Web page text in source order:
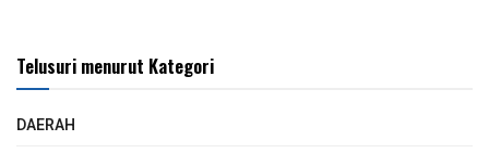
Telusuri menurut Kategori
DAERAH